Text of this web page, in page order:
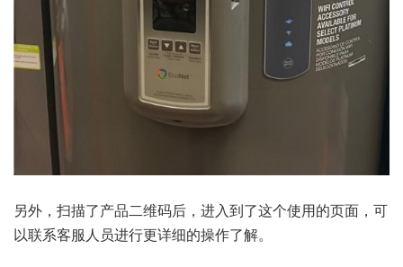
另外，扫描了产品二维码后，进入到了这个使用的页面，可
以联系客服人员进行更详细的操作了解。